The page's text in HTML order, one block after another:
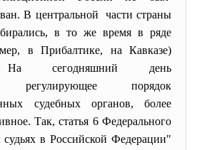
В центральной части страны
в то же время в ряде
в Прибалтике, на Кавказе)
сегодняшний день
регулирующее порядок
судебных органов, более
Так,статья 6Федерального
в Российской Федерации"